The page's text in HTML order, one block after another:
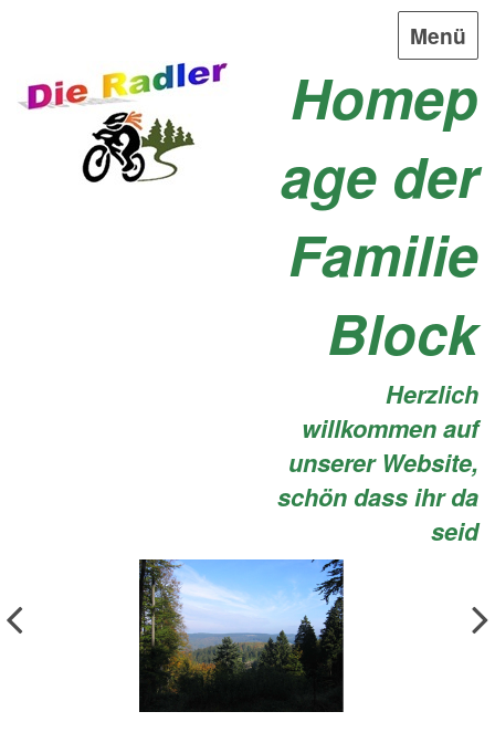
Homep
age der
Familie
Block
Herzlich
willkommen auf
unserer Website,
schön dass ihr da
seid
Menü